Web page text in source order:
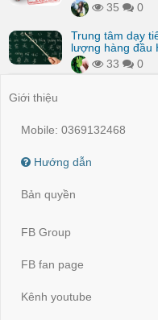
35
0
Trung tâm dạy
lượng hàng đầu
33
0
Giới thiệu
Mobile: 0369132468
Hướng dẫn
Bản quyền
FB Group
FB fan page
Kênh youtube